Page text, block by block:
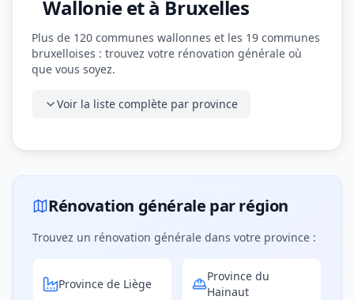
Wallonie et à Bruxelles
Plus de 120 communes wallonnes et les 19 communes
bruxelloises : trouvez votre rénovation générale où
que vous soyez.
Voir la liste complète par province
Rénovation générale par région
Trouvez un rénovation générale dans votre province :
Province de Liège
Province du
Hainaut